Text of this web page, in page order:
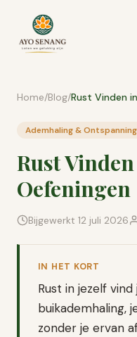
Home/Blog/
Ademhaling & Ontspanning
Rust
Oefeningen
Bijgewerkt 12 juli 2026
IN HET KORT
Rust in jezelf
buikademhaling,
zonder je ervan